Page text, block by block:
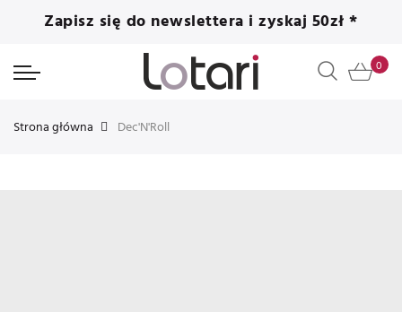
Zapisz się do newslettera i zyskaj 50zł *
Strona główna Dec'N'Roll